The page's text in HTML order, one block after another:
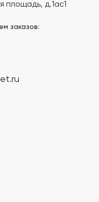
площадь, д.1ас1
заказов: